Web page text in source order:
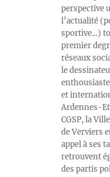
perspective
l’actualité
sportive…)
premier
réseaux
le
et
Ardennes-
CGSP, la
de Verviers
appel à ses
retrouvent
des partis